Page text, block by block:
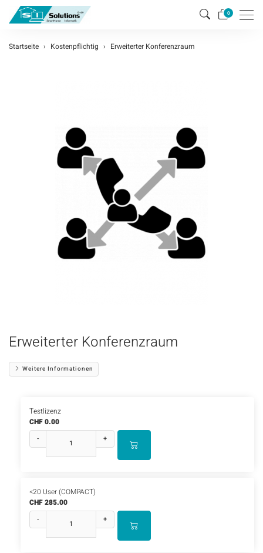
0 Menu
Startseite Kostenpflichtig Erweiterter Konferenzraum
Erweiterter Konferenzraum
Weitere Informationen
Testlizenz
CHF 0.00
- +
<20 User (COMPACT)
CHF 285.00
- +